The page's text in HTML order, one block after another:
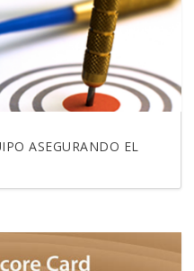
ASEGURANDO EL